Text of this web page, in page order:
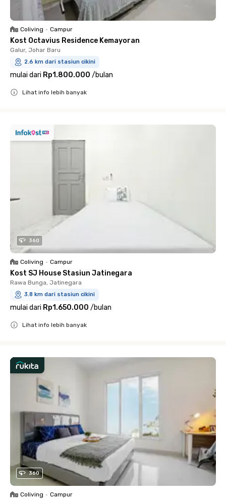
Coliving • Campur
Kost Octavius Residence Kemayoran
Galur, Johar Baru
2.6 km dari stasiun cikini
mulai dari Rp1.800.000 /bulan
Lihat info lebih banyak
360
Coliving • Campur
Kost SJ House Stasiun Jatinegara
Rawa Bunga, Jatinegara
3.8 km dari stasiun cikini
mulai dari Rp1.650.000 /bulan
Lihat info lebih banyak
360
Coliving • Campur